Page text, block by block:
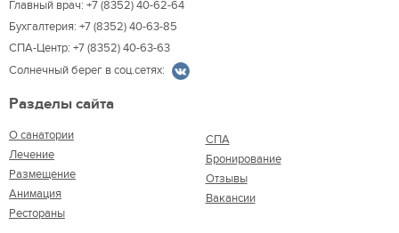
Главный врач: +7 (8352) 40-62-64
Бухгалтерия: +7 (8352) 40-63-85
СПА-Центр: +7 (8352) 40-63-63
Солнечный берег в соц.сетях:
Разделы сайта
О санатории
Лечение
Размещение
Анимация
Рестораны
СПА
Бронирование
Отзывы
Вакансии